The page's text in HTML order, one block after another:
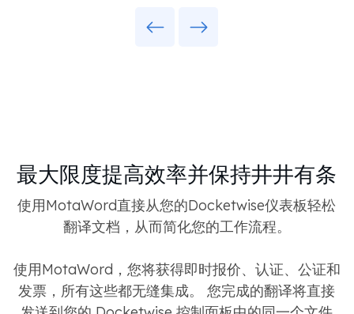
最大限度提高效率并保持井井有条
使用MotaWord直接从您的Docketwise仪表板轻松
翻译文档，从而简化您的工作流程。
使用MotaWord，您将获得即时报价、认证、公证和
发票，所有这些都无缝集成。 您完成的翻译将直接